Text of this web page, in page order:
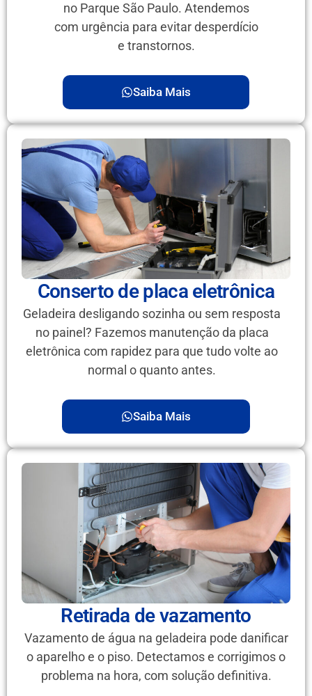
no Parque São Paulo. Atendemos
com urgência para evitar desperdício
e transtornos.
Saiba Mais
Conserto de placa eletrônica
Geladeira desligando sozinha ou sem resposta
no painel? Fazemos manutenção da placa
eletrônica com rapidez para que tudo volte ao
normal o quanto antes.
Saiba Mais
Retirada de vazamento
Vazamento de água na geladeira pode danificar
o aparelho e o piso. Detectamos e corrigimos o
problema na hora, com solução definitiva.